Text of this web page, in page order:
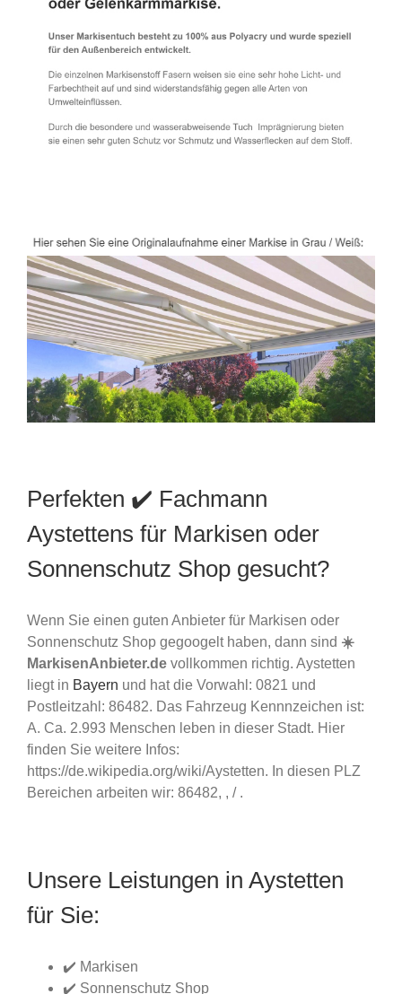
Perfekten ✔️ Fachmann
Aystettens für Markisen oder
Sonnenschutz Shop gesucht?
Wenn Sie einen guten Anbieter für Markisen oder
Sonnenschutz Shop gegoogelt haben, dann sind ☀️
MarkisenAnbieter.de vollkommen richtig. Aystetten
liegt in Bayern und hat die Vorwahl: 0821 und
Postleitzahl: 86482. Das Fahrzeug Kennnzeichen ist:
A. Ca. 2.993 Menschen leben in dieser Stadt. Hier
finden Sie weitere Infos:
https://de.wikipedia.org/wiki/Aystetten. In diesen PLZ
Bereichen arbeiten wir: 86482, , / .
Unsere Leistungen in Aystetten
für Sie:
✔️ Markisen
✔️ Sonnenschutz Shop